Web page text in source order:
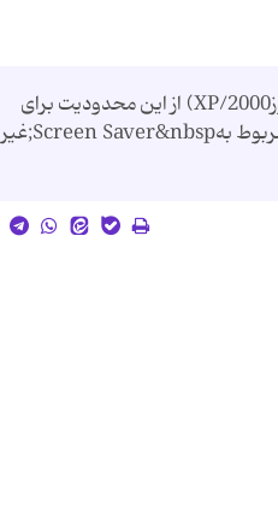
Desktop and Explorer &lt; Security ممانعت از اجرایScreen Saver( در ویندوز2000/XP) از این محدودیت برای
تعیین اجرا و یا توقف Screen Saver&nbsp;استفاده می شود .. همچنین تنظیمات مربوط بهScreen Saver&nbsp;غیر